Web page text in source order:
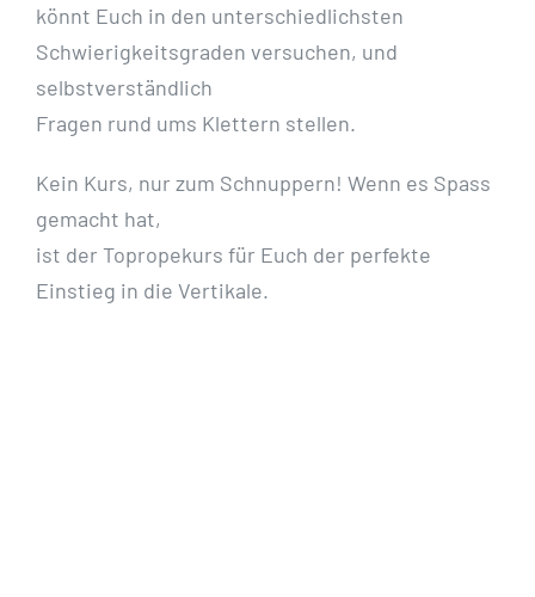
könnt Euch in den unterschiedlichsten
Schwierigkeitsgraden versuchen, und
selbstverständlich
Fragen rund ums Klettern stellen.
Kein Kurs, nur zum Schnuppern! Wenn es Spass
gemacht hat,
ist der Topropekurs für Euch der perfekte
Einstieg in die Vertikale.